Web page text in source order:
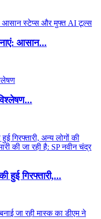
आसान...
हुई गिरफ्तारी,...